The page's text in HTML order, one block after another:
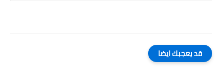
قد يعجبك ايضا